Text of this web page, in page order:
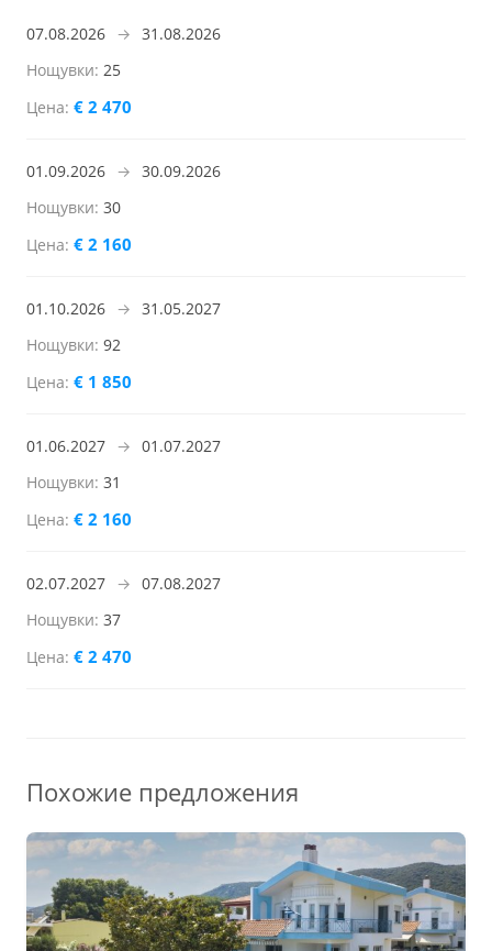
07.08.2026 → 31.08.2026
25
€ 2 470
01.09.2026 → 30.09.2026
30
€ 2 160
01.10.2026 → 31.05.2027
92
€ 1 850
01.06.2027 → 01.07.2027
31
€ 2 160
02.07.2027 → 07.08.2027
37
€ 2 470
Похожие предложения